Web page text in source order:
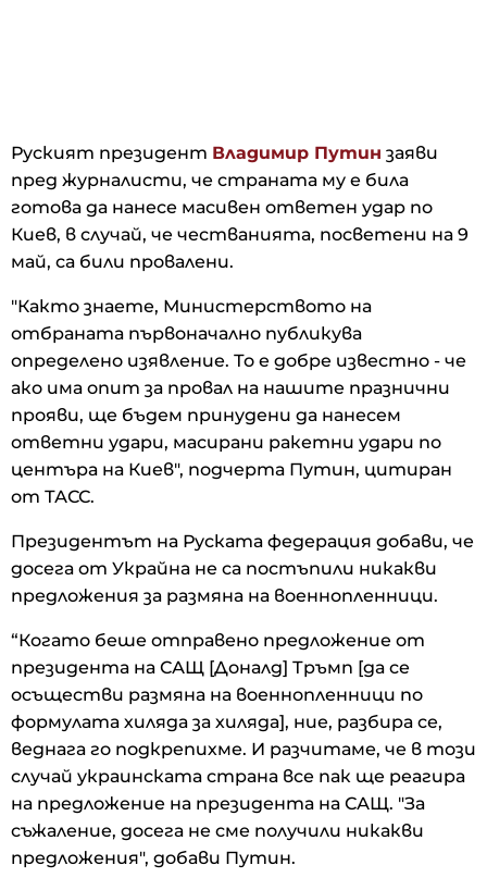
Руският президент Владимир Путин заяви
пред журналисти, че страната му е била
готова да нанесе масивен ответен удар по
Киев, в случай, че честванията, посветени на 9
май, са били провалени.
"Както знаете, Министерството на
отбраната първоначално публикува
определено изявление. То е добре известно - че
ако има опит за провал на нашите празнични
прояви, ще бъдем принудени да нанесем
ответни удари, масирани ракетни удари по
центъра на Киев", подчерта Путин, цитиран
от ТАСС.
Президентът на Руската федерация добави, че
досега от Украйна не са постъпили никакви
предложения за размяна на военнопленници.
“Когато беше отправено предложение от
президента на САЩ [Доналд] Тръмп [да се
осъществи размяна на военнопленници по
формулата хиляда за хиляда], ние, разбира се,
веднага го подкрепихме. И разчитаме, че в този
случай украинската страна все пак ще реагира
на предложение на президента на САЩ. "За
съжаление, досега не сме получили никакви
предложения", добави Путин.